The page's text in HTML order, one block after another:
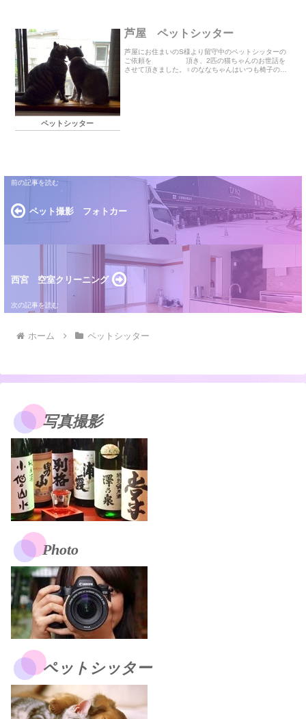
ペットシッター
芦屋 ペットシッター
芦屋にお住まいのS様より留守中のペットシッターの
ご依頼を 頂き、2匹の猫ちゃんのお世話を
させて頂きました。♀のななちゃんはいつも椅子の上
ペット撮影 フォトカー
西宮 空室クリーニング
ホーム ペットシッター
写真撮影
Photo
ペットシッター